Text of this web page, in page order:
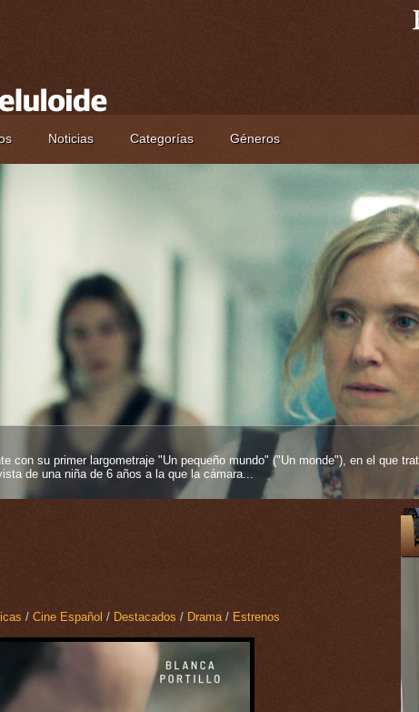
Noticias Categorías Géneros
más fuertes que se pueden tener en esta vida y más si proviene desde edad
2025), su segundo largometraje como...
/ Cine Español / Destacados / Drama/ Estrenos